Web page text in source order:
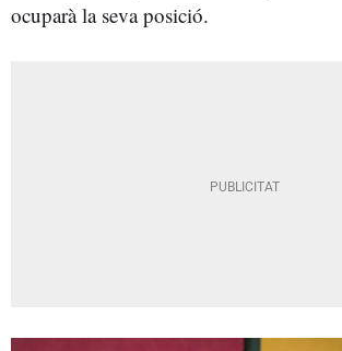
ocuparà la seva posició.